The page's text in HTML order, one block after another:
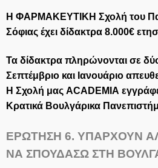
H ΦΑΡΜΑΚΕΥΤΙΚΗ Σχολή του
Σόφιας έχει δίδακτρα 8.000€
Τα δίδακτρα πληρώνονται σε
Σεπτέμβριο και Ιανουάριο
Η Σχολή μας ACADEMIA
Κρατικά Βουλγάρικα
ΕΡΩΤΗΣΗ 6.ΥΠΑΡΧΟΥΝ
ΝΑ ΣΠΟΥΔΑΣΩ ΣΤΗ